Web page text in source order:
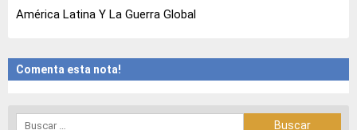
América Latina Y La Guerra Global
Comenta esta nota!